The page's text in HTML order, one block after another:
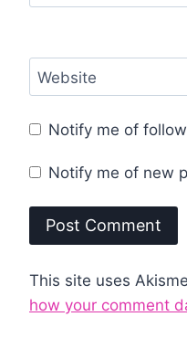
Website
Notify me of
Notify me of new
This site uses
how your comment